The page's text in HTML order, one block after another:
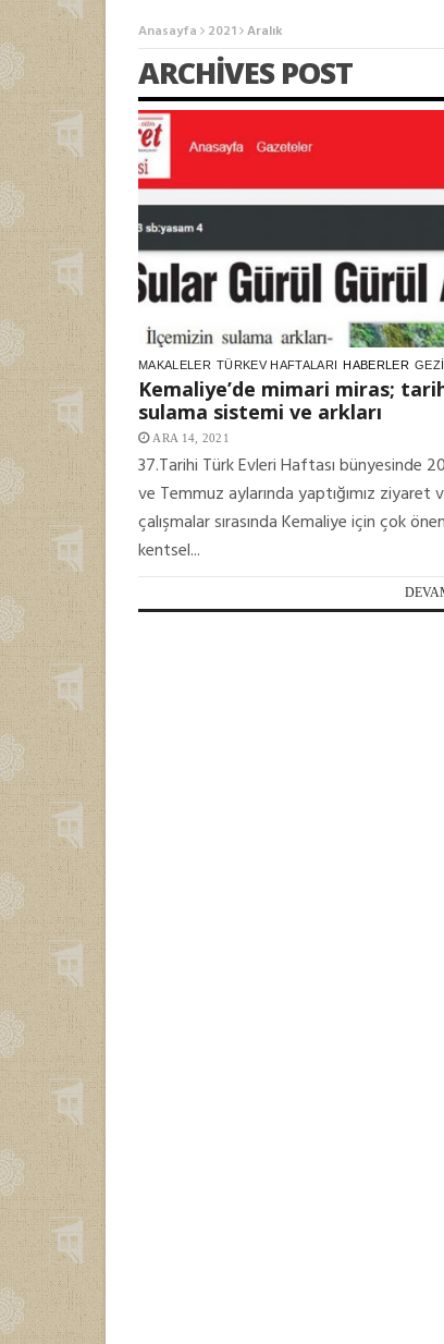
Anasayfa 2021 Aralık
ARCHIVES POST
MAKALELER TÜRKEV HAFTALARI HABERLER
Kemaliye’de mimari miras;
sulama sistemi ve arkları
ARA 14, 2021
37.Tarihi Türk Evleri Haftası bünyesinde
ve Temmuz aylarında yaptığımız ziyaret
çalışmalar sırasında Kemaliye için çok
kentsel...